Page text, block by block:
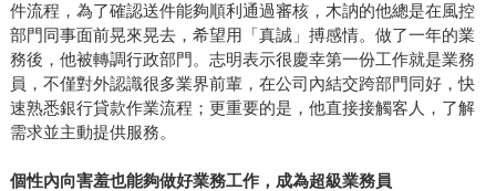
件流程，為了確認送件能夠順利通過審核，木訥的他總是在風控
部門同事面前晃來晃去，希望用「真誠」搏感情。做了一年的業
務後，他被轉調行政部門。志明表示很慶幸第一份工作就是業務
員，不僅對外認識很多業界前輩，在公司內結交跨部門同好，快
速熟悉銀行貸款作業流程；更重要的是，他直接接觸客人，了解
需求並主動提供服務。
個性內向害羞也能夠做好業務工作，成為超級業務員